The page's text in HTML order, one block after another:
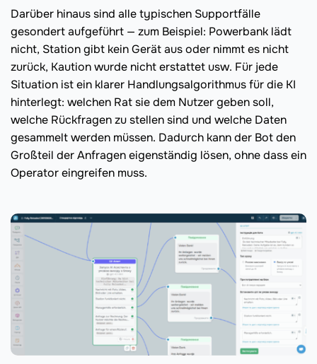
Darüber hinaus sind alle typischen Supportfälle
gesondert aufgeführt — zum Beispiel: Powerbank lädt
nicht, Station gibt kein Gerät aus oder nimmt es nicht
zurück, Kaution wurde nicht erstattet usw. Für jede
Situation ist ein klarer Handlungsalgorithmus für die KI
hinterlegt: welchen Rat sie dem Nutzer geben soll,
welche Rückfragen zu stellen sind und welche Daten
gesammelt werden müssen. Dadurch kann der Bot den
Großteil der Anfragen eigenständig lösen, ohne dass ein
Operator eingreifen muss.